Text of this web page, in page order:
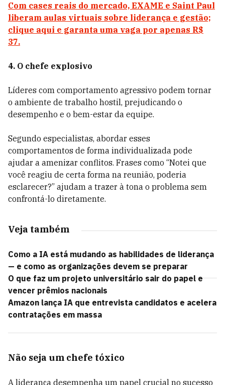
Com cases reais do mercado, EXAME e Saint Paul
liberam aulas virtuais sobre liderança e gestão;
clique aqui e garanta uma vaga por apenas R$
37.
4. O chefe explosivo
Líderes com comportamento agressivo podem tornar
o ambiente de trabalho hostil, prejudicando o
desempenho e o bem-estar da equipe.
Segundo especialistas, abordar esses
comportamentos de forma individualizada pode
ajudar a amenizar conflitos. Frases como “Notei que
você reagiu de certa forma na reunião, poderia
esclarecer?” ajudam a trazer à tona o problema sem
confrontá-lo diretamente.
Veja também
Como a IA está mudando as habilidades de liderança
— e como as organizações devem se preparar
O que faz um projeto universitário sair do papel e
vencer prêmios nacionais
Amazon lança IA que entrevista candidatos e acelera
contratações em massa
Não seja um chefe tóxico
A liderança desempenha um papel crucial no sucesso